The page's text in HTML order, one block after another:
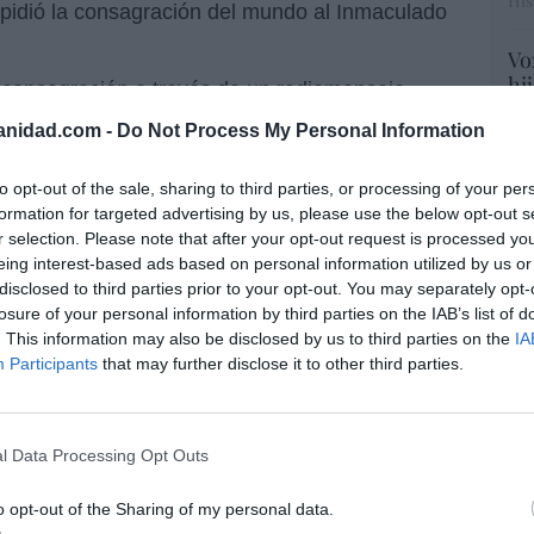
- Do Not Process My Personal Information
opt-out of the sale, sharing to third parties, or processing of your
for targeted advertising by us, please use the below opt-out
selection. Please note that after your opt-out request is processed
interest-based ads based on personal information utilized by us
to third parties prior to your opt-out. You may separately
of your personal information by third parties on the IAB’s list of
This information may also be disclosed by us to third parties on the
Participants that may further disclose it to other third parties.
Data Processing Opt Outs
opt-out of the Sharing of my personal data.
la consagración del mundo al Inmaculado
a través de un radiomensaje
de 1942, consagración que fue renovada
la Basílica de San Pedro, en Roma. Pío
Inmaculado Corazón en 1952 por medio
II, perpetrado el 13 de mayo de 1981,
entero al Inmaculado Corazón de María
a la que había convocado a todos
consagró Rusia y Ucrania al
en unión con obispos de todo el
guerra.
Corazón se celebra el 22 de